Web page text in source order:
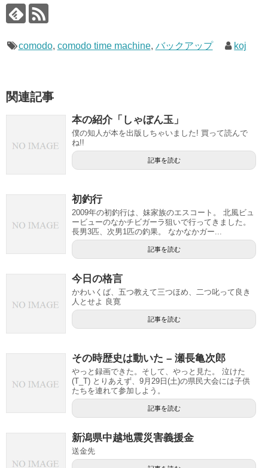
comodo, comodo time machine, バックアップ koj
関連記事
本の紹介「しゃぼん玉」
僕の知人が本を出版しちゃいました! 買って読んで
ね!!
記事を読む
初釣行
2009年の初釣行は、妹家族のエスコート。 北風ビュ
ービューのなかチビガーラ狙いで行ってきました。
長男3匹、次男1匹の釣果。 なかなかガー...
記事を読む
今日の格言
かわいくば、五つ教えて三つほめ、二つ叱って良き
人とせよ 良寛
記事を読む
その時歴史は動いた – 瀬長亀次郎
やっと録画できた。そして、やっと見た。 泣けた
(T_T) とりあえず、9月29日(土)の県民大会には子供
たちを連れて参加しよう。
記事を読む
新潟県中越地震災害義援金
送金先